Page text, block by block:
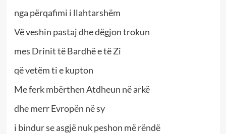
nga përqafimi i llahtarshëm
Vë veshin pastaj dhe dëgjon trokun
mes Drinit të Bardhë e të Zi
që vetëm ti e kupton
Me ferk mbërthen Atdheun në arkë
dhe merr Evropën në sy
i bindur se asgjë nuk peshon më rëndë